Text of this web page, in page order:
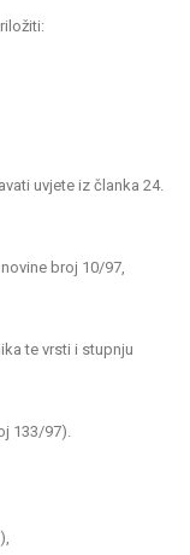
uvjete iz članka 24.
broj 10/97,
te vrsti i stupnju
133/97).